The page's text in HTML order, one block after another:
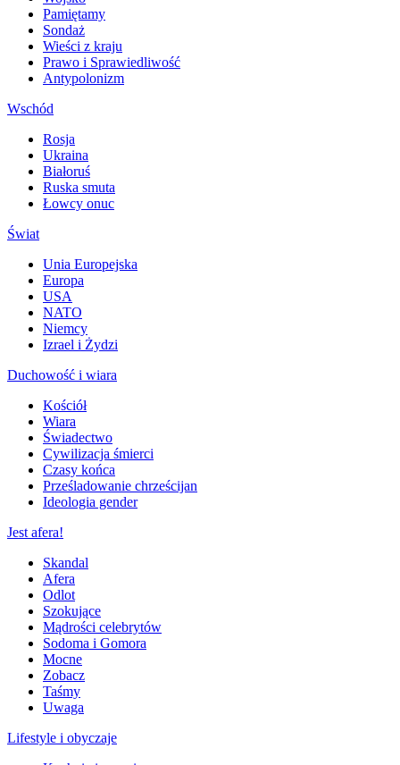
Pamiętamy
Sondaż
Wieści z kraju
Prawo i Sprawiedliwość
Antypolonizm
Wschód
Rosja
Ukraina
Białoruś
Ruska smuta
Łowcy onuc
Świat
Unia Europejska
Europa
USA
NATO
Niemcy
Izrael i Żydzi
Duchowość i wiara
Kościół
Wiara
Świadectwo
Cywilizacja śmierci
Czasy końca
Prześladowanie chrześcijan
Ideologia gender
Jest afera!
Skandal
Afera
Odlot
Szokujące
Mądrości celebrytów
Sodoma i Gomora
Mocne
Zobacz
Taśmy
Uwaga
Lifestyle i obyczaje